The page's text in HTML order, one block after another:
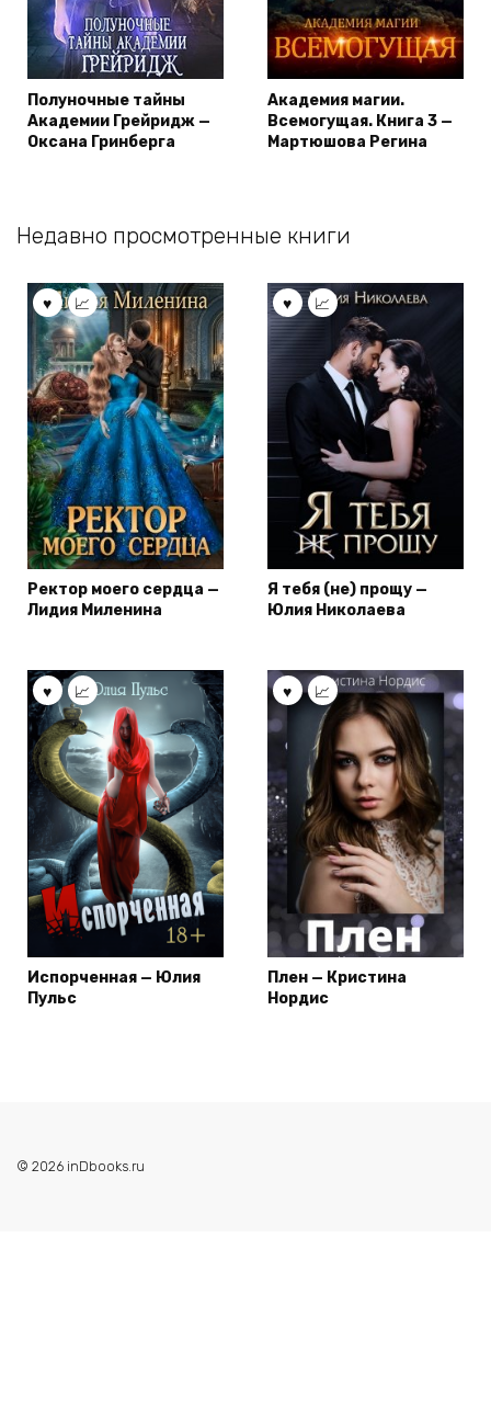
Полуночные тайны
Академии Грейридж —
Оксана Гринберга
Академия магии.
Всемогущая. Книга 3 —
Мартюшова Регина
Недавно просмотренные книги
Ректор моего сердца —
Лидия Миленина
Я тебя (не) прощу —
Юлия Николаева
Испорченная — Юлия
Пульс
Плен — Кристина
Нордис
© 2026 inDbooks.ru